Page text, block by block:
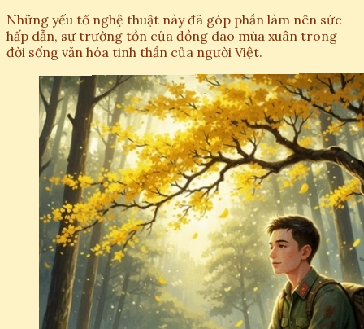
Những yếu tố nghệ thuật này đã góp phần làm nên sức
hấp dẫn, sự trường tồn của đồng dao mùa xuân trong
đời sống văn hóa tinh thần của người Việt.